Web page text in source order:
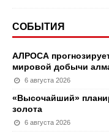
СОБЫТИЯ
АЛРОСА
мировой добычи
6 августа 2026
«Высочайший»
золота
6 августа 2026